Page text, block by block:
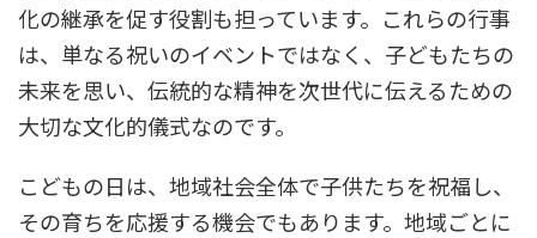
化の継承を促す役割も担っています。これらの行事
は、単なる祝いのイベントではなく、子どもたちの
未来を思い、伝統的な精神を次世代に伝えるための
大切な文化的儀式なのです。
こどもの日は、地域社会全体で子供たちを祝福し、
その育ちを応援する機会でもあります。地域ごとに